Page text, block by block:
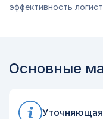
эффективность
Основные